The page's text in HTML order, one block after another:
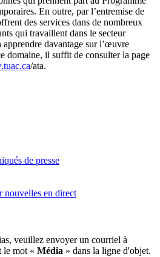
En outre, par l’entremise de
des services dans de nombreux
qui travaillent dans le secteur
davantage sur l’œuvre
domaine, il suffit de consulter la page
/ata.
de presse
nouvelles en direct
veuillez envoyer un courriel à
le mot « Média » dans la ligne d'objet.